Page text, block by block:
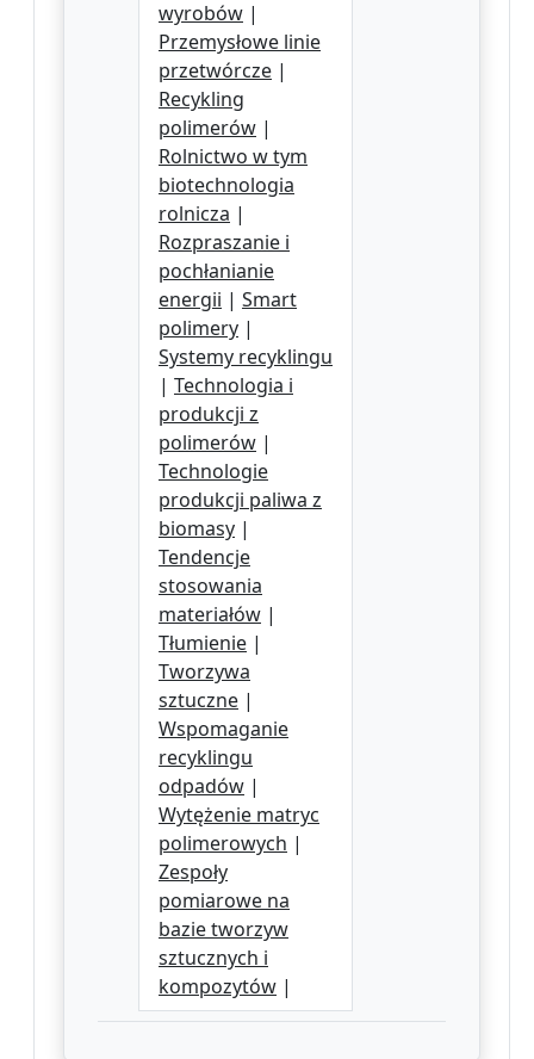
wyrobów |
Przemysłowe linie
przetwórcze |
Recykling
polimerów |
Rolnictwo w tym
biotechnologia
rolnicza |
Rozpraszanie i
pochłanianie
energii | Smart
polimery |
Systemy recyklingu
| Technologia i
produkcji z
polimerów |
Technologie
produkcji paliwa z
biomasy |
Tendencje
stosowania
materiałów |
Tłumienie |
Tworzywa
sztuczne |
Wspomaganie
recyklingu
odpadów |
Wytężenie matryc
polimerowych |
Zespoły
pomiarowe na
bazie tworzyw
sztucznych i
kompozytów |